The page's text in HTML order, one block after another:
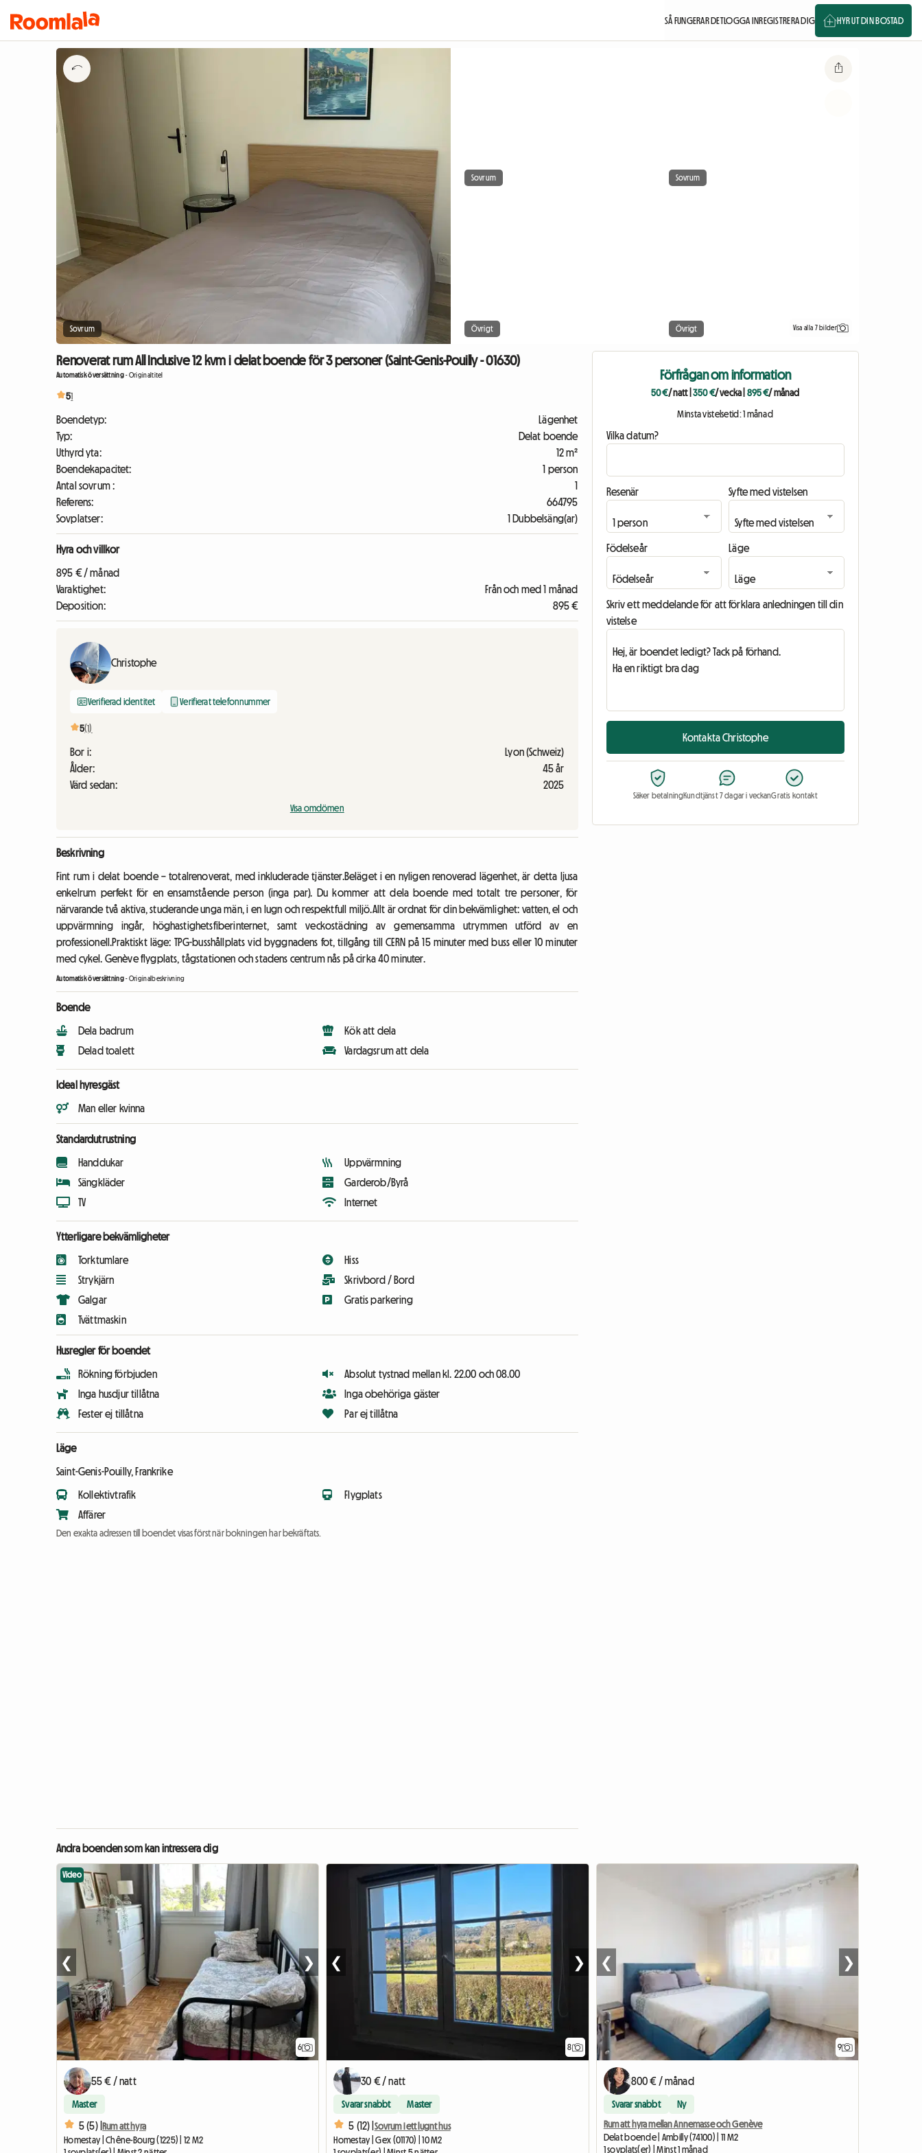
SÅ FUNGERAR DETLOGGA INREGISTRERA DIG HYR UT DIN BOSTAD
Sovrum
Sovrum Sovrum
Övrigt Övrigt Visa alla 7 bilder
Renoverat rum All Inclusive 12 kvm i delat boende för 3 personer (Saint-Genis-Pouilly - 01630)
Automatisk översättning-Originaltitel
51
Boendetyp:
Lägenhet
Typ:
Delat boende
Uthyrd yta:
12 m²
Boendekapacitet:
1 person
Antal sovrum :
1
Referens:
664795
Sovplatser:
1 Dubbelsäng(ar)
Hyra och villkor
895 € / månad
Varaktighet:
Från och med 1 månad
Deposition:
895 €
Christophe
Verifierad identitet Verifierat telefonnummer
5(1)
Bor i:
Lyon (Schweiz)
Ålder:
45 år
Värd sedan:
2025
Visa omdömen
Beskrivning
Fint rum i delat boende – totalrenoverat, med inkluderade tjänster.Beläget i en nyligen renoverad lägenhet, är detta ljusa
enkelrum perfekt för en ensamstående person (inga par). Du kommer att dela boende med totalt tre personer, för
närvarande två aktiva, studerande unga män, i en lugn och respektfull miljö.Allt är ordnat för din bekvämlighet: vatten, el och
uppvärmning ingår, höghastighetsfiberinternet, samt veckostädning av gemensamma utrymmen utförd av en
professionell.Praktiskt läge: TPG-busshållplats vid byggnadens fot, tillgång till CERN på 15 minuter med buss eller 10 minuter
med cykel. Genève flygplats, tågstationen och stadens centrum nås på cirka 40 minuter.
Automatisk översättning-Originalbeskrivning
Boende
Dela badrum
Delad toalett
Kök att dela
Vardagsrum att dela
Ideal hyresgäst
Man eller kvinna
Standardutrustning
Handdukar
Sängkläder
TV
Uppvärmning
Garderob/Byrå
Internet
Ytterligare bekvämligheter
Torktumlare
Strykjärn
Galgar
Tvättmaskin
Hiss
Skrivbord / Bord
Gratis parkering
Husregler för boendet
Rökning förbjuden
Inga husdjur tillåtna
Fester ej tillåtna
Absolut tystnad mellan kl. 22.00 och 08.00
Inga obehöriga gäster
Par ej tillåtna
Läge
Saint-Genis-Pouilly, Frankrike
Kollektivtrafik
Affärer
Flygplats
Den exakta adressen till boendet visas först när bokningen har bekräftats.
Förfrågan om information
50 €/ natt|350 €/ vecka 895 €/ månad
Minsta vistelsetid: 1 månad
Vilka datum?
Resenär Syfte med vistelsen
Födelseår Läge
Skriv ett meddelande för att förklara anledningen till din
vistelse
Kontakta Christophe
Säker betalningKundtjänst 7 dagar i veckanGratis kontakt
Andra boenden som kan intressera dig
6
Video
❮ ❯
55 € / natt
Master
5 (5) |Rum att hyra
Homestay | Chêne-Bourg (1225) | 12 M2
8
❮ ❯
30 € / natt
Svarar snabbt Master
5 (12) | Sovrum i ett lugnt hus
Homestay | Gex (01170) | 10 M2
9
❮ ❯
800 € / månad
Svarar snabbt Ny
Rum att hyra mellan Annemasse och Genève
Delat boende | Ambilly (74100) | 11 M2
1 sovplats(er) | Minst 1 månad